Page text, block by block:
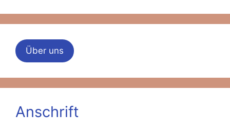
Über uns
Anschrift